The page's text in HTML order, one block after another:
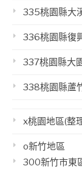
335桃園縣大
336桃園縣復
337桃園縣大
338桃園縣蘆
x桃園地區(整
o新竹地區
300新竹市東